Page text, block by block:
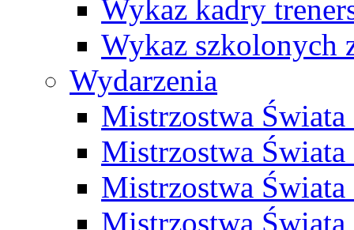
Wykaz kadry
Wykaz szkolonych
Wydarzenia
Mistrzostwa
Mistrzostwa
Mistrzostwa
Mistrzostwa